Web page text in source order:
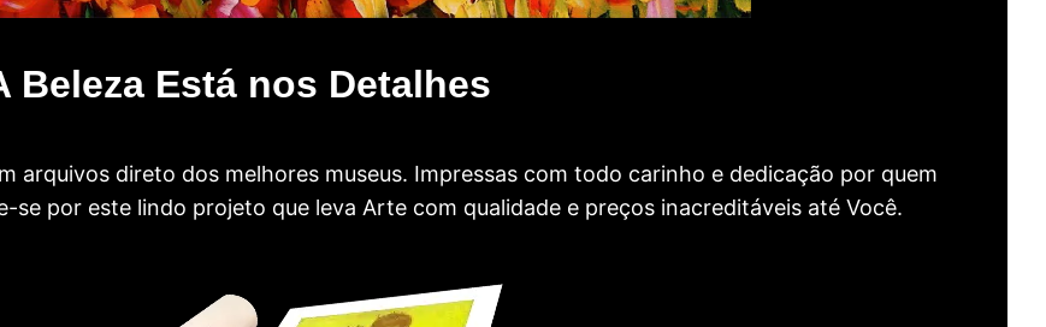
Beleza Está nos Detalhes
arquivos direto dos melhores museus. Impressas com todo carinho e dedicação por quem
se por este lindo projeto que leva Arte com qualidade e preços inacreditáveis até Você.